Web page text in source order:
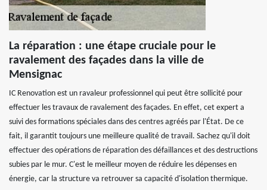
La réparation : une étape cruciale pour le
ravalement des façades dans la ville de
Mensignac
IC Renovation est un ravaleur professionnel qui peut être sollicité pour
effectuer les travaux de ravalement des façades. En effet, cet expert a
suivi des formations spéciales dans des centres agréés par l'État. De ce
fait, il garantit toujours une meilleure qualité de travail. Sachez qu'il doit
effectuer des opérations de réparation des défaillances et des destructions
subies par le mur. C'est le meilleur moyen de réduire les dépenses en
énergie, car la structure va retrouver sa capacité d'isolation thermique.